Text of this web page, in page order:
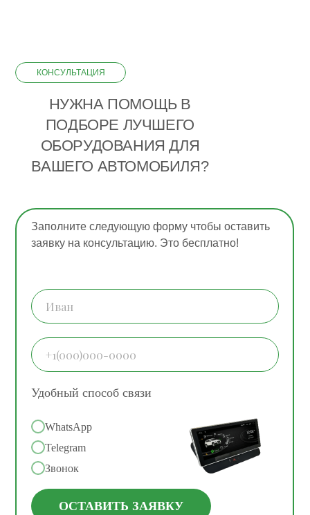
НУЖНА ПОМОЩЬ В
ПОДБОРЕ ЛУЧШЕГО
ОБОРУДОВАНИЯ ДЛЯ
ВАШЕГО АВТОМОБИЛЯ?
КОНСУЛЬТАЦИЯ
Удобный способ связи
WhatsApp
Telegram
Звонок
ОСТАВИТЬ ЗАЯВКУ
Заполните следующую форму чтобы оставить
заявку на консультацию. Это бесплатно!